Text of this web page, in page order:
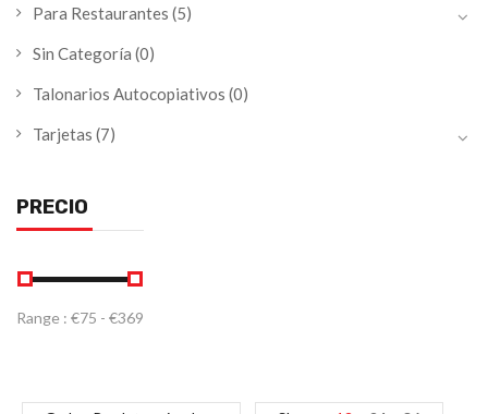
Para Restaurantes (5)
Sin Categoría (0)
Talonarios Autocopiativos (0)
Tarjetas (7)
PRECIO
Range : €75 - €369